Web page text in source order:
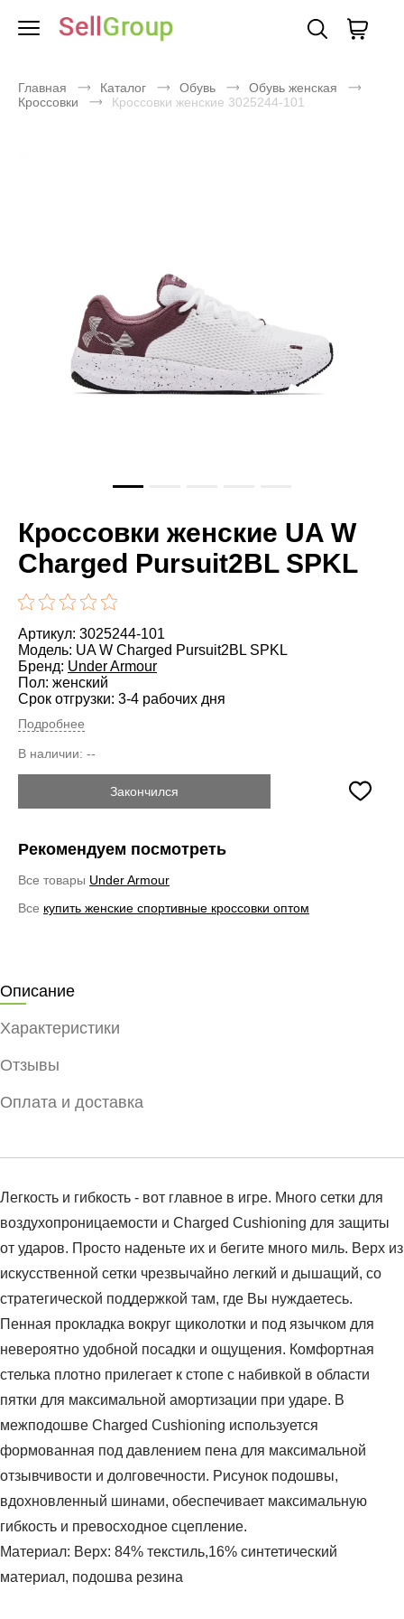
Главная Каталог Обувь
Обувь женская
Кроссовки
Кроссовки женские 3025244-101
Кроссовки женские UA W
Charged Pursuit2BL SPKL
Артикул: 3025244-101
Модель: UA W Charged Pursuit2BL SPKL
Бренд: Under Armour
Пол: женский
Срок отгрузки: 3-4 рабочих дня
Подробнее
В наличии: --
Закончился
Рекомендуем посмотреть
Все товары Under Armour
Все купить женские спортивные кроссовки оптом
Описание
Характеристики
Отзывы
Оплата и доставка
Легкость и гибкость - вот главное в игре. Много сетки для
воздухопроницаемости и Charged Cushioning для защиты
от ударов. Просто наденьте их и бегите много миль. Верх из
искусственной сетки чрезвычайно легкий и дышащий, со
стратегической поддержкой там, где Вы нуждаетесь.
Пенная прокладка вокруг щиколотки и под язычком для
невероятно удобной посадки и ощущения. Комфортная
стелька плотно прилегает к стопе с набивкой в области
пятки для максимальной амортизации при ударе. В
межподошве Charged Cushioning используется
формованная под давлением пена для максимальной
отзывчивости и долговечности. Рисунок подошвы,
вдохновленный шинами, обеспечивает максимальную
гибкость и превосходное сцепление.
Материал: Верх: 84% текстиль,16% синтетический
материал, подошва резина